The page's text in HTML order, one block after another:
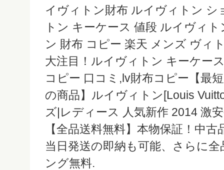
イヴィトン財布 ルイヴィトン
トン キーケース 値段 ルイヴィ
ン 財布 コピー 楽天 メンズ ヴィ
大注目！ルイヴィトン キーケー
コピー 口コミ,lv財布コピー【最
の商品】ルイヴィトン[Louis
ズ|レディース 人気新作 2014 激
【全品送料無料】本物保証！中
当日発送の即納も可能、さらに
ング無料.